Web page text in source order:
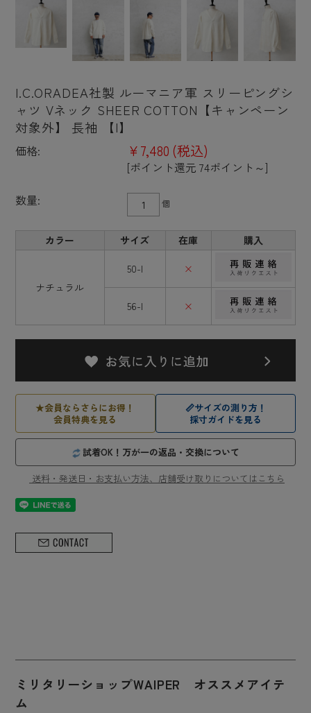
I.C.ORADEA社製 ルーマニア軍 スリーピングシ
ャツ Vネック SHEER COTTON【キャンペーン
対象外】 長袖 【I】
価格: ¥7,480 (税込)
[ポイント還元 74ポイント～]
数量:
個
カラー サイズ 在庫 購入
ナチュラル
50-I ×
56-I ×
★会員ならさらにお得！
会員特典を見る
📏サイズの測り方！
採寸ガイドを見る
試着OK！万が一の返品・交換について
送料・発送日・お支払い方法、店舗受け取りについてはこちら
ミリタリーショップWAIPER オススメアイテ
ム